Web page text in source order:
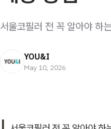
서울코필러 전 꼭 알아야 하
YOU&I
May 10, 2026